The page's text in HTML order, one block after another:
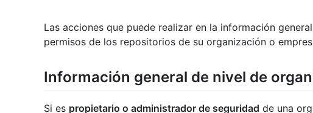
Las acciones que puede realizar en la información
permisos de los repositorios de su organización o
Información general de nivel de
Si es propietario o administrador de seguridad de una